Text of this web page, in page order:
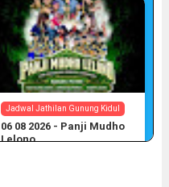
Jadwal Jathilan Gunung Kidul
06 08 2026 - Panji Mudho
Lelono